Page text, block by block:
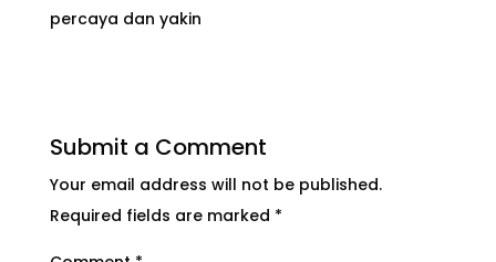
percaya dan yakin
Submit a Comment
Your email address will not be published.
Required fields are marked *